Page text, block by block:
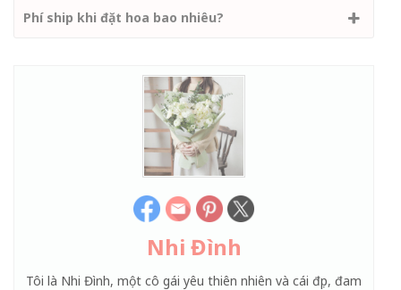
Phí ship khi đặt hoa bao nhiêu?
Nhi Đình
Tôi là Nhi Đình, một cô gái yêu thiên nhiên và cái đẹp, đam